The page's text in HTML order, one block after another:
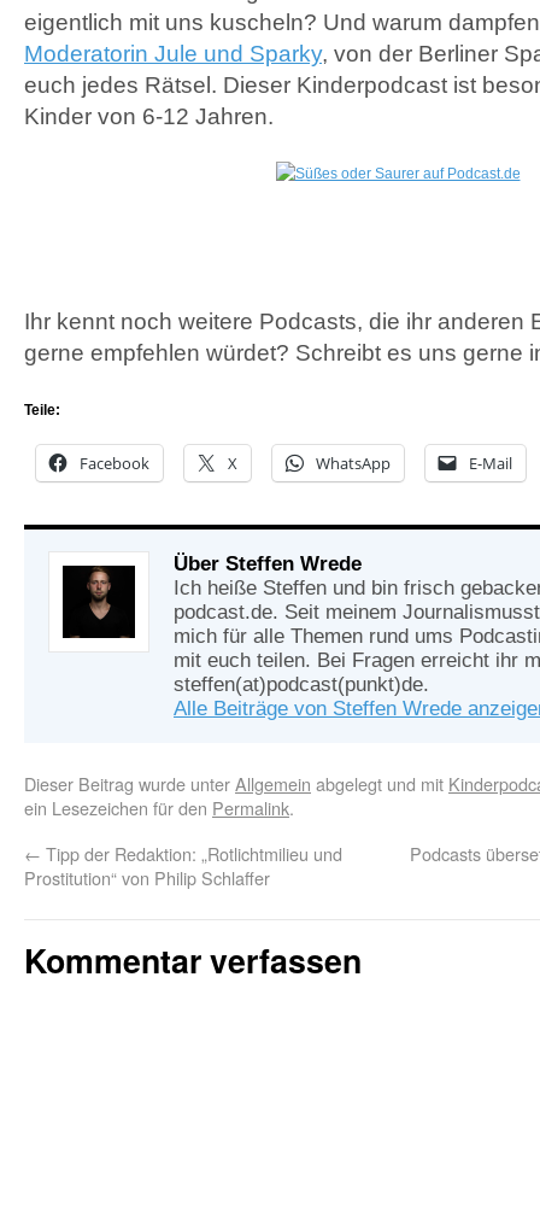
eigentlich mit uns kuscheln? Und warum
Moderatorin Jule und Sparky, von der Berliner
euch jedes Rätsel. Dieser Kinderpodcast ist
Kinder von 6-12 Jahren.
Ihr kennt noch weitere Podcasts, die ihr anderen
gerne empfehlen würdet? Schreibt es uns gerne
Teile:
Facebook X WhatsApp E-Mail
Über Steffen Wrede
Ich heiße Steffen und bin frisch
podcast.de. Seit meinem
mich für alle Themen rund ums
mit euch teilen. Bei Fragen erreicht ihr
steffen(at)podcast(punkt)de.
Alle Beiträge von Steffen Wrede
Dieser Beitrag wurde unterAllgemein abgelegt und mit
ein Lesezeichen für den Permalink.
← Tipp der Redaktion: „Rotlichtmilieu und
Prostitution“ von Philip Schlaffer
Podcasts
Kommentar verfassen